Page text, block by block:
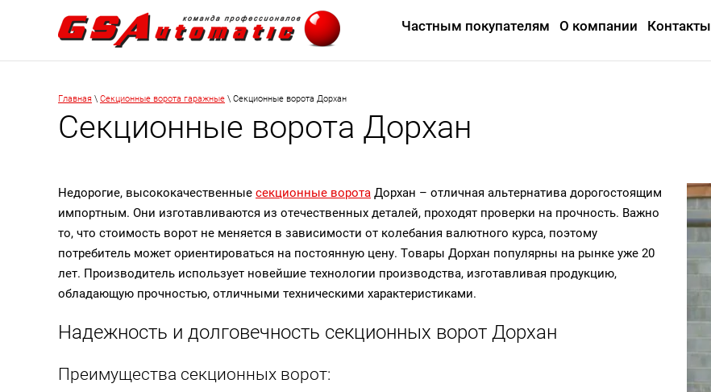
Частным покупателям О компании Контакты
Главная \ Секционные ворота гаражные \ Секционные ворота Дорхан
Секционные ворота Дорхан
Недорогие, высококачественные секционные ворота Дорхан – отличная альтернатива дорогостоящим
импортным. Они изготавливаются из отечественных деталей, проходят проверки на прочность. Важно
то, что стоимость ворот не меняется в зависимости от колебания валютного курса, поэтому
потребитель может ориентироваться на постоянную цену. Товары Дорхан популярны на рынке уже 20
лет. Производитель использует новейшие технологии производства, изготавливая продукцию,
обладающую прочностью, отличными техническими характеристиками.
Надежность и долговечность секционных ворот Дорхан
Преимущества секционных ворот: